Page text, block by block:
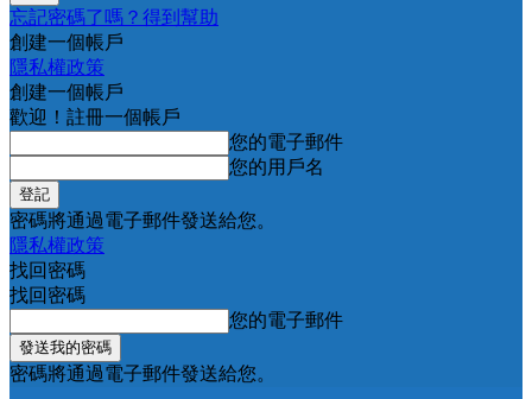
忘記密碼了嗎？得到幫助
創建一個帳戶
隱私權政策
創建一個帳戶
歡迎！註冊一個帳戶
您的電子郵件
您的用戶名
密碼將通過電子郵件發送給您。
隱私權政策
找回密碼
找回密碼
您的電子郵件
密碼將通過電子郵件發送給您。